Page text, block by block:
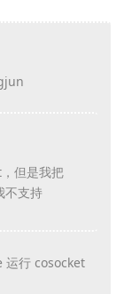
但是我把
不支持
运行 cosocket